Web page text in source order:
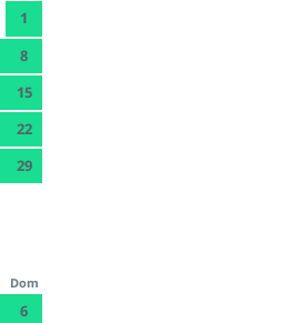
1
8
15
22
29
Dom
6